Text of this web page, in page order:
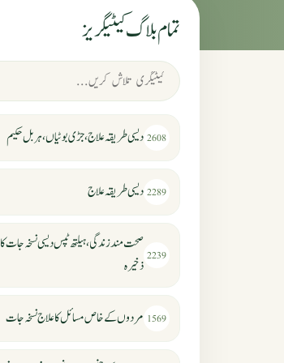
تمام بلاگ کیٹیگریز
2608 دیسی طریقہ علاج، جڑی بوٹیاں، ہربل حکیم
2289 دیسی طریقہ علاج
2239
صحت مند زندگی، ہیلتھ ٹپس دیسی نسخہ جات کا
ذخیرہ
1569 مردوں کے خاص مسائل کا علاج نسخہ جات